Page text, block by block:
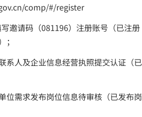
comp/#/register
邀请码（081196）注册账号（已注册
系人及企业信息经营执照提交认证（已
位需求发布岗位信息待审核（已发布岗